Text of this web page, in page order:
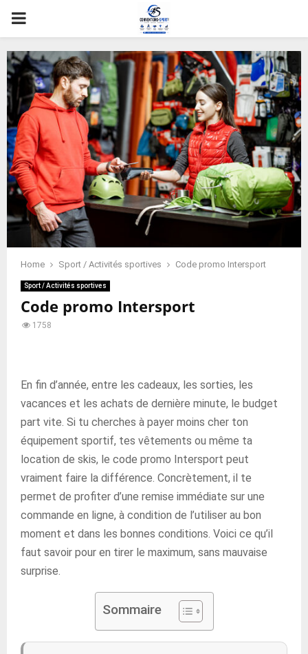
PRIMARY
MENU
Home Sport / Activités sportives Code promo Intersport
Sport / Activités sportives
Code promo Intersport
1758
En fin d’année, entre les cadeaux, les sorties, les
vacances et les achats de dernière minute, le budget
part vite. Si tu cherches à payer moins cher ton
équipement sportif, tes vêtements ou même ta
location de skis, le code promo Intersport peut
vraiment faire la différence. Concrètement, il te
permet de profiter d’une remise immédiate sur une
commande en ligne, à condition de l’utiliser au bon
moment et dans les bonnes conditions. Voici ce qu’il
faut savoir pour en tirer le maximum, sans mauvaise
surprise.
Sommaire